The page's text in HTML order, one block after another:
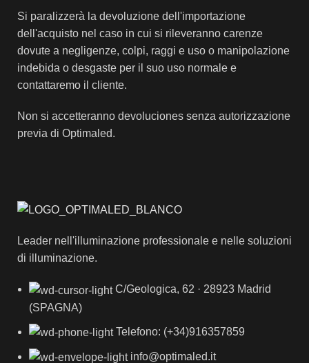
Si paralizzerà la devoluzione dell'importazione
dell'acquisto nel caso in cui si rileveranno carenze
dovute a negligenze, colpi, raggi e uso o manipolazione
indebida o desgaste per il suo uso normale e
contattaremo il cliente.
Non si accetteranno devoluciones senza autorizzazione
previa di Optimaled.
Leader nell'illuminazione professionale e nelle soluzioni
di illuminazione.
C/Geologica, 62 · 28923 Madrid
(SPAGNA)
Telefono: (+34)916357859
info@optimaled.it